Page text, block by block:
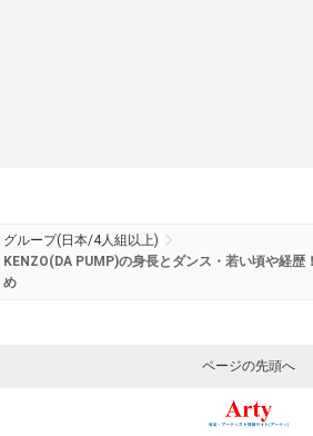
グループ(日本/4人組以上)
KENZO(DA PUMP)の身長とダンス・若い頃や経歴
め
ページの先頭へ